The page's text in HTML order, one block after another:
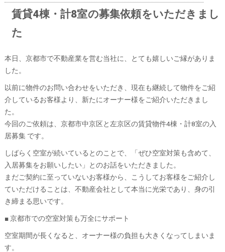
賃貸4棟・計8室の募集依頼をいただきまし
た
本日、京都市で不動産業を営む当社に、とても嬉しいご縁がありま
した。
以前に物件のお問い合わせをいただき、現在も継続して物件をご紹
介しているお客様より、新たにオーナー様をご紹介いただきまし
た。
今回のご依頼は、京都市中京区と左京区の賃貸物件4棟・計8室の入
居募集 です。
しばらく空室が続いているとのことで、「ぜひ空室対策も含めて、
入居募集をお願いしたい」とのお話をいただきました。
まだご契約に至っていないお客様から、こうしてお客様をご紹介し
ていただけることは、不動産会社として本当に光栄であり、身の引
き締まる思いです。
■ 京都市での空室対策も万全にサポート
空室期間が長くなると、オーナー様の負担も大きくなってしまいま
す。